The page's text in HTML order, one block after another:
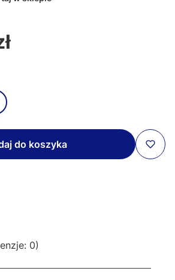
do koszyka
0)